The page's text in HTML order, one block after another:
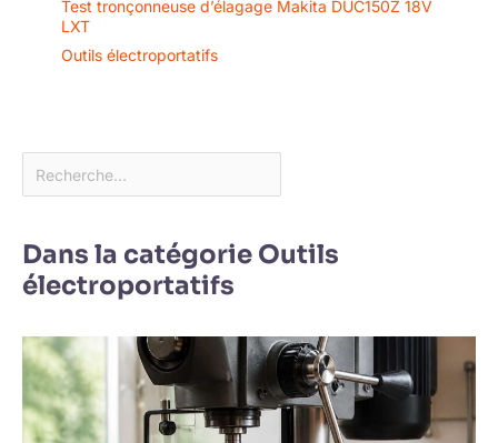
Test tronçonneuse d’élagage Makita DUC150Z 18V
LXT
Outils électroportatifs
Dans la catégorie Outils
électroportatifs